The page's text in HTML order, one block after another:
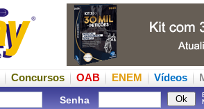
Concursos OAB ENEM Vídeos
Senha